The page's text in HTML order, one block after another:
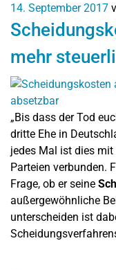
14. September 2017
mehr
„Bis dass der Tod
dritte Ehe in
jedes Mal ist dies
Parteien verbunden.
Frage, ob er seine
außergewöhnliche
unterscheiden ist